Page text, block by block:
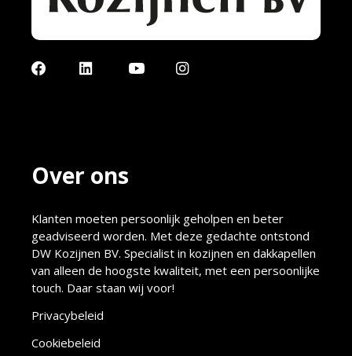
FacebookLinkedInYouTubeInstagram
Over ons
Klanten moeten persoonlijk geholpen en beter
geadviseerd worden. Met deze gedachte ontstond
DW Kozijnen BV. Specialist in kozijnen en dakkapellen
van alleen de hoogste kwaliteit, met een persoonlijke
touch. Daar staan wij voor!
Privacybeleid
Cookiebeleid